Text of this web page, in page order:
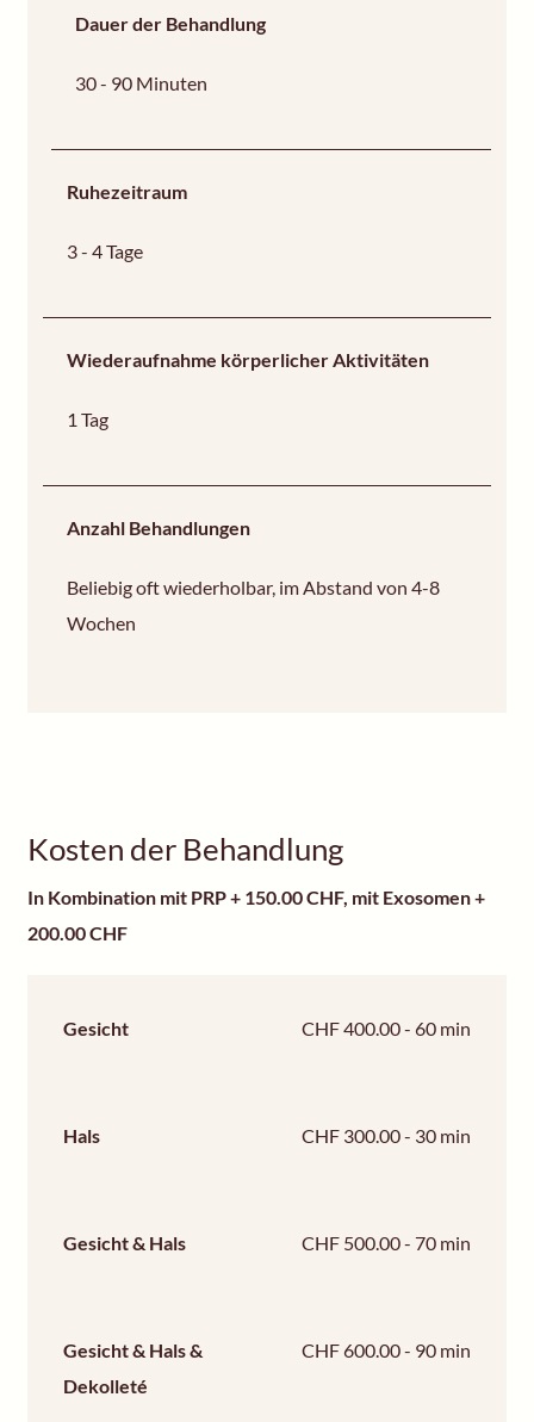
Dauer der Behandlung
30 - 90 Minuten
Ruhezeitraum
3 - 4 Tage
Wiederaufnahme körperlicher Aktivitäten
1 Tag
Anzahl Behandlungen
Beliebig oft wiederholbar, im Abstand von 4-8
Wochen
Kosten der Behandlung
In Kombination mit PRP + 150.00 CHF, mit Exosomen +
200.00 CHF
Gesicht CHF 400.00 - 60 min
Hals CHF 300.00 - 30 min
Gesicht & Hals CHF 500.00 - 70 min
Gesicht & Hals &
Dekolleté
CHF 600.00 - 90 min